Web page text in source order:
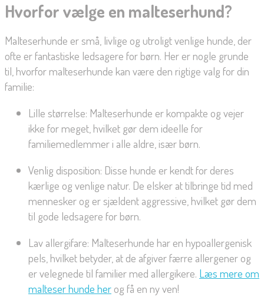
Hvorfor vælge en malteserhund?
Malteserhunde er små, livlige og utroligt venlige hunde, der
ofte er fantastiske ledsagere for børn. Her er nogle grunde
til, hvorfor malteserhunde kan være den rigtige valg for din
familie:
Lille størrelse: Malteserhunde er kompakte og vejer
ikke for meget, hvilket gør dem ideelle for
familiemedlemmer i alle aldre, især børn.
Venlig disposition: Disse hunde er kendt for deres
kærlige og venlige natur. De elsker at tilbringe tid med
mennesker og er sjældent aggressive, hvilket gør dem
til gode ledsagere for børn.
Lav allergifare: Malteserhunde har en hypoallergenisk
pels, hvilket betyder, at de afgiver færre allergener og
er velegnede til familier med allergikere. Læs mere om
malteser hunde her og få en ny ven!